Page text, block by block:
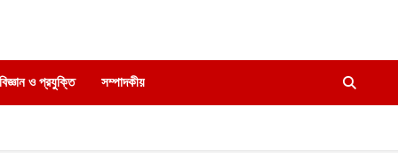
ও প্রযুক্তি সম্পাদকীয়